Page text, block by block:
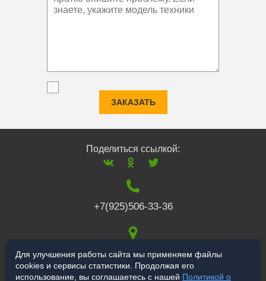
ЗАКАЗАТЬ
Поделиться ссылкой:
+7(925)506-33-36
117519,г. Москва,
Варшавское ш., 132
Для улучшения работы сайта мы применяем файлы
cookies и сервисы статистики. Продолжая его
использование, вы соглашаетесь с нашей Политикой о